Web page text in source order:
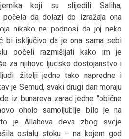
koji su slijedili Saliha,
da dolazi do izražaja ona
nikako ne podnosi da joj neko
bi isključivo da je ona sama sebi
počeli razmišljati kako im je
za njihovo ljudsko dostojanstvo i
žitelji jedne tako napredne i
je Semud, svaki drugi dan moraju
iz bunareva zarad jedne ''obične
oholo samoljublje bilo je na
je Allahova deva zbog svoje
ostalu stoku – na kojem god